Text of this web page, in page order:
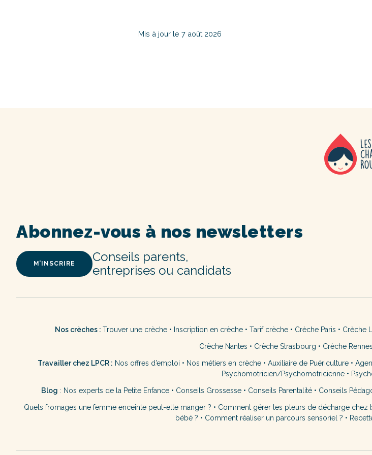
Mis à jour le 7 août 2026
Abonnez-vous à nos newsletters
M’INSCRIRE
Conseils parents,
entreprises ou candidats
Nos crèches : Trouver une crèche • Inscription en crèche • Tarif crèche • Crèche Paris • Crèche
Crèche Nantes • Crèche Strasbourg • Crèche Rennes
Travailler chez LPCR : Nos offres d’emploi • Nos métiers en crèche• Auxiliaire de Puériculture•
Psychomotricien/Psychomotricienne•
Blog : Nos experts de la Petite Enfance • Conseils Grossesse • Conseils Parentalité • Conseils
Quels fromages une femme enceinte peut-elle manger ? • Comment gérer les pleurs de décharge chez
bébé ? • Comment réaliser un parcours sensoriel ? •